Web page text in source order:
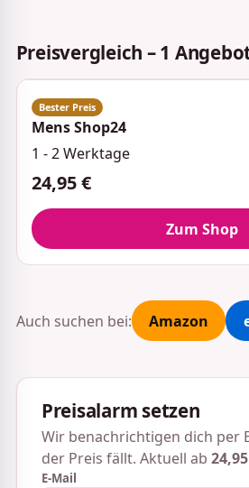
Preisvergleich – 1
Mens Shop24
1 - 2 Werktage
24,95 €
Zum Shop
Auch suchen bei: Amazon
Preisalarm setzen
Wir benachrichtigen dich per
der Preis fällt. Aktuell ab
E-Mail